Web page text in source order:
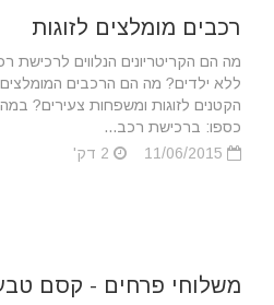
רכבים מומלצים לזוגות
מה הם הקריטריונים הנלווים לרכישת
ללא ילדים? מה הם הרכבים
הקטנים לזוגות ומשפחות צעירים?
כספו: ברכישת רכב...
משלוחי פרחים - קסם